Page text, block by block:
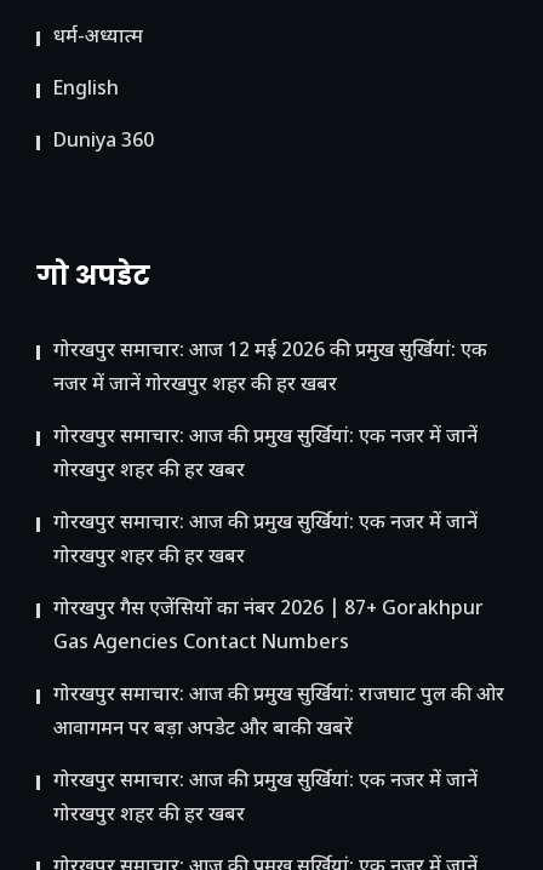
धर्म-अध्यात्म
English
Duniya 360
गो अपडेट
गोरखपुर समाचार: आज 12 मई 2026 की प्रमुख सुर्खियां: एक
नजर में जानें गोरखपुर शहर की हर खबर
गोरखपुर समाचार: आज की प्रमुख सुर्खियां: एक नजर में जानें
गोरखपुर शहर की हर खबर
गोरखपुर समाचार: आज की प्रमुख सुर्खियां: एक नजर में जानें
गोरखपुर शहर की हर खबर
गोरखपुर गैस एजेंसियों का नंबर 2026 | 87+ Gorakhpur
Gas Agencies Contact Numbers
गोरखपुर समाचार: आज की प्रमुख सुर्खियां: राजघाट पुल की ओर
आवागमन पर बड़ा अपडेट और बाकी खबरें
गोरखपुर समाचार: आज की प्रमुख सुर्खियां: एक नजर में जानें
गोरखपुर शहर की हर खबर